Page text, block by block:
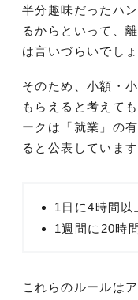
半分趣味だったハ
るからといって、
は言いづらいでしょ
そのため、小額・
もらえると考えて
ークは「就業」の
ると公表しています
1日に4時間以
1週間に20時
これらのルールは